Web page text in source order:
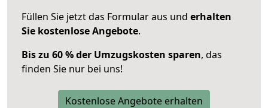
Füllen Sie jetzt das Formular aus und erhalten
Sie kostenlose Angebote.
Bis zu 60 % der Umzugskosten sparen, das
finden Sie nur bei uns!
Kostenlose Angebote erhalten